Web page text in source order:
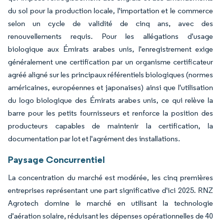
du sol pour la production locale, l'importation et le commerce
selon un cycle de validité de cinq ans, avec des
renouvellements requis. Pour les allégations d'usage
biologique aux Émirats arabes unis, l'enregistrement exige
généralement une certification par un organisme certificateur
agréé aligné sur les principaux référentiels biologiques (normes
américaines, européennes et japonaises) ainsi que l'utilisation
du logo biologique des Émirats arabes unis, ce qui relève la
barre pour les petits fournisseurs et renforce la position des
producteurs capables de maintenir la certification, la
documentation par lot et l'agrément des installations.
Paysage Concurrentiel
La concentration du marché est modérée, les cinq premières
entreprises représentant une part significative d'ici 2025. RNZ
Agrotech domine le marché en utilisant la technologie
d'aération solaire, réduisant les dépenses opérationnelles de 40